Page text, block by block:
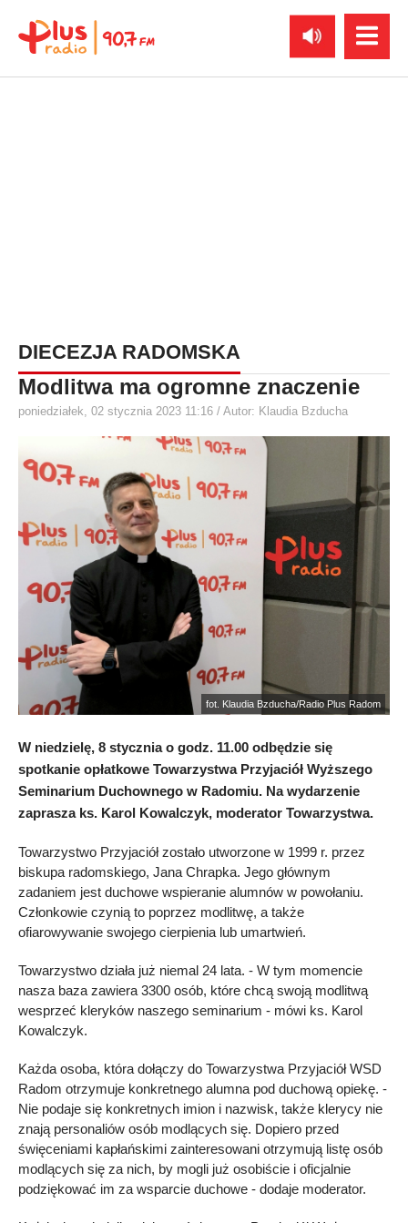
DIECEZJA RADOMSKA
Modlitwa ma ogromne znaczenie
poniedziałek, 02 stycznia 2023 11:16 / Autor: Klaudia Bzducha
fot. Klaudia Bzducha/Radio Plus Radom
W niedzielę, 8 stycznia o godz. 11.00 odbędzie się
spotkanie opłatkowe Towarzystwa Przyjaciół Wyższego
Seminarium Duchownego w Radomiu. Na wydarzenie
zaprasza ks. Karol Kowalczyk, moderator Towarzystwa.
Towarzystwo Przyjaciół zostało utworzone w 1999 r. przez
biskupa radomskiego, Jana Chrapka. Jego głównym
zadaniem jest duchowe wspieranie alumnów w powołaniu.
Członkowie czynią to poprzez modlitwę, a także
ofiarowywanie swojego cierpienia lub umartwień.
Towarzystwo działa już niemal 24 lata. - W tym momencie
nasza baza zawiera 3300 osób, które chcą swoją modlitwą
wesprzeć kleryków naszego seminarium - mówi ks. Karol
Kowalczyk.
Każda osoba, która dołączy do Towarzystwa Przyjaciół WSD
Radom otrzymuje konkretnego alumna pod duchową opiekę. -
Nie podaje się konkretnych imion i nazwisk, także klerycy nie
znają personaliów osób modlących się. Dopiero przed
święceniami kapłańskimi zainteresowani otrzymują listę osób
modlących się za nich, by mogli już osobiście i oficjalnie
podziękować im za wsparcie duchowe - dodaje moderator.